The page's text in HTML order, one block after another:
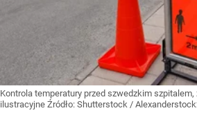
Kontrola temperatury przed szwedzkim szpitalem,
ilustracyjne Źródło: Shutterstock /